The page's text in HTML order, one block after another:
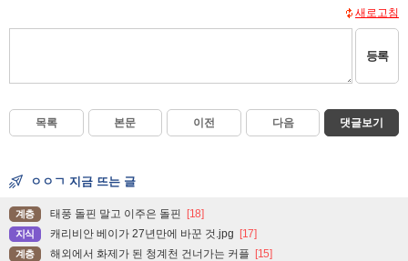
새로고침
등록
목록 본문 이전 다음 댓글보기
ㅇㅇㄱ 지금 뜨는 글
계층 태풍 돌핀 말고 이주은 돌핀 [18]
지식 캐리비안 베이가 27년만에 바꾼 것.jpg [17]
계층 해외에서 화제가 된 청계천 건너가는 커플 [15]